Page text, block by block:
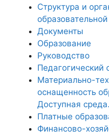
Структура и
Документы
Образование
Руководство
Педагогический
Материально-
оснащенность
Доступная среда.
Платные
Финансово-